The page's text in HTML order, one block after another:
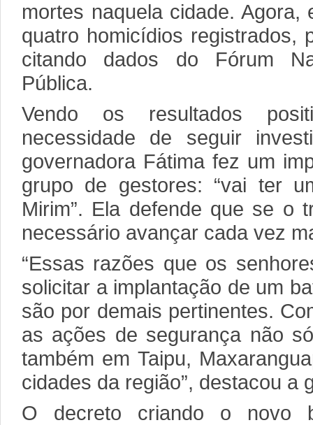
mortes naquela cidade. Agora,
quatro homicídios registrados,
citando dados do Fórum
Pública.
Vendo os resultados
necessidade de seguir
governadora Fátima fez um
grupo de gestores: “vai ter
Mirim”. Ela defende que se o
necessário avançar cada vez
“Essas razões que os
solicitar a implantação de um
são por demais pertinentes.
as ações de segurança não
também em Taipu,
cidades da região”, destacou a
O decreto criando o novo